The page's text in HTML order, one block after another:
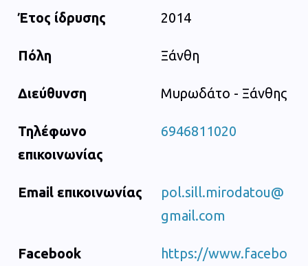
Έτος ίδρυσης 2014
Πόλη Ξάνθη
Διεύθυνση Μυρωδάτο - Ξάνθης
Τηλέφωνο
επικοινωνίας
6946811020
Email επικοινωνίας
pol.sill.mirodatou@
gmail.com
Facebook
https://www.facebo